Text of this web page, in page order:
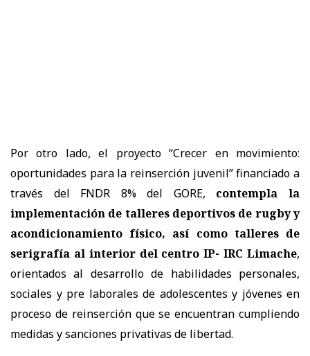
Por otro lado, el proyecto “Crecer en movimiento:
oportunidades para la reinserción juvenil” financiado a
través del FNDR 8% del GORE,
contempla la
implementación de talleres deportivos de rugby y
acondicionamiento físico, así como talleres de
serigrafía al interior del centro IP- IRC Limache,
orientados al desarrollo de habilidades personales,
sociales y pre laborales de adolescentes y jóvenes en
proceso de reinserción que se encuentran cumpliendo
medidas y sanciones privativas de libertad.